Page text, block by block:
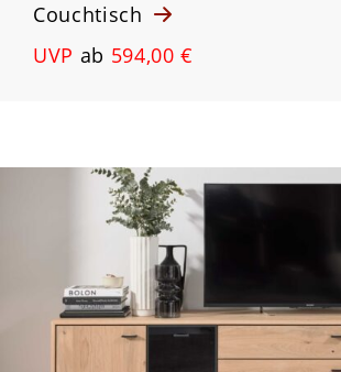
Couchtisch
UVP ab 594,00 €